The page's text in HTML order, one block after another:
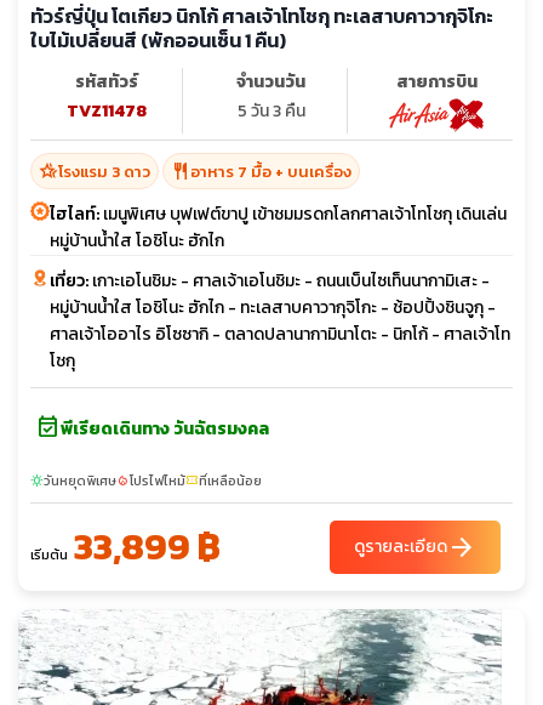
ทัวร์ญี่ปุ่น โตเกียว นิกโก้ ศาลเจ้าโทโชกุ ทะเลสาบคาวากุจิโกะ
ใบไม้เปลี่ยนสี (พักออนเซ็น 1 คืน)
รหัสทัวร์
TVZ11478
จำนวนวัน
5 วัน 3 คืน
สายการบิน
hotel_classโรงแรม 3 ดาว restaurant อาหาร 7 มื้อ + บนเครื่อง
ไฮไลท์:เมนูพิเศษ บุฟเฟต์ขาปู เข้าชมมรดกโลกศาลเจ้าโทโชกุ เดินเล่น
หมู่บ้านน้ำใส โอชิโนะ ฮักไก
เที่ยว:เกาะเอโนชิมะ - ศาลเจ้าเอโนชิมะ - ถนนเบ็นไซเท็นนากามิเสะ -
หมู่บ้านน้ำใส โอชิโนะ ฮักไก - ทะเลสาบคาวากุจิโกะ - ช้อปปิ้งชินจูกุ -
ศาลเจ้าโออาไร อิโซซากิ - ตลาดปลานากามินาโตะ - นิกโก้ - ศาลเจ้าโท
โชกุ
event_availableพีเรียดเดินทาง วันฉัตรมงคล
sunnyวันหยุดพิเศษlocal_fire_departmentโปรไฟไหม้confirmation_numberที่เหลือน้อย
เริ่มต้น 33,899 ฿ ดูรายละเอียดarrow_forward